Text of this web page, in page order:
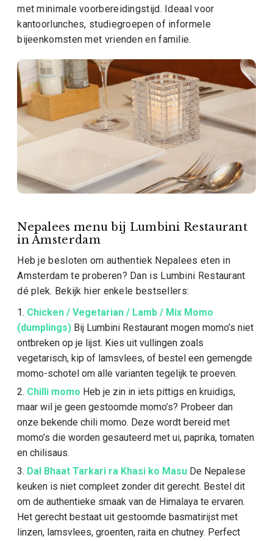
met minimale voorbereidingstijd. Ideaal voor
kantoorlunches, studiegroepen of informele
bijeenkomsten met vrienden en familie.
Nepalees menu bij Lumbini Restaurant
in Amsterdam
Heb je besloten om authentiek Nepalees eten in
Amsterdam te proberen? Dan is Lumbini Restaurant
dé plek. Bekijk hier enkele bestsellers:
Chicken / Vegetarian / Lamb / Mix Momo
(dumplings) Bij Lumbini Restaurant mogen momo’s niet
ontbreken op je lijst. Kies uit vullingen zoals
vegetarisch, kip of lamsvlees, of bestel een gemengde
momo-schotel om alle varianten tegelijk te proeven.
Chilli momo Heb je zin in iets pittigs en kruidigs,
maar wil je geen gestoomde momo’s? Probeer dan
onze bekende chili momo. Deze wordt bereid met
momo’s die worden gesauteerd met ui, paprika, tomaten
en chilisaus.
Dal Bhaat Tarkari ra Khasi ko Masu De Nepalese
keuken is niet compleet zonder dit gerecht. Bestel dit
om de authentieke smaak van de Himalaya te ervaren.
Het gerecht bestaat uit gestoomde basmatirijst met
linzen, lamsvlees, groenten, raita en chutney. Perfect